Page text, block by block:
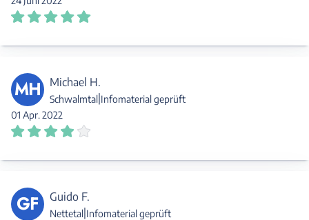
MH Michael H.
Schwalmtal|Infomaterial geprüft
01 Apr. 2022
GF Guido F.
Nettetal|Infomaterial geprüft